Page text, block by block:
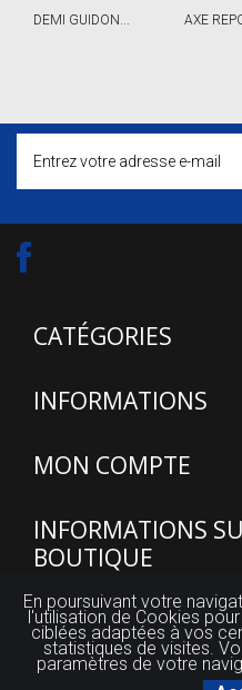
DEMI GUIDON... AXE
CATÉGORIES
INFORMATIONS
© 2015 - 2026 Site réalisé par
MON COMPTE
INFORMATIONS
BOUTIQUE
En poursuivant votre
l'utilisation de Cookies
ciblées adaptées à vos
statistiques de visites.
paramètres de votre